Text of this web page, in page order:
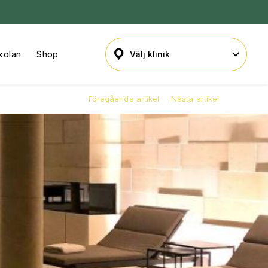
Shop
Nästa artikel
Föregående artikel